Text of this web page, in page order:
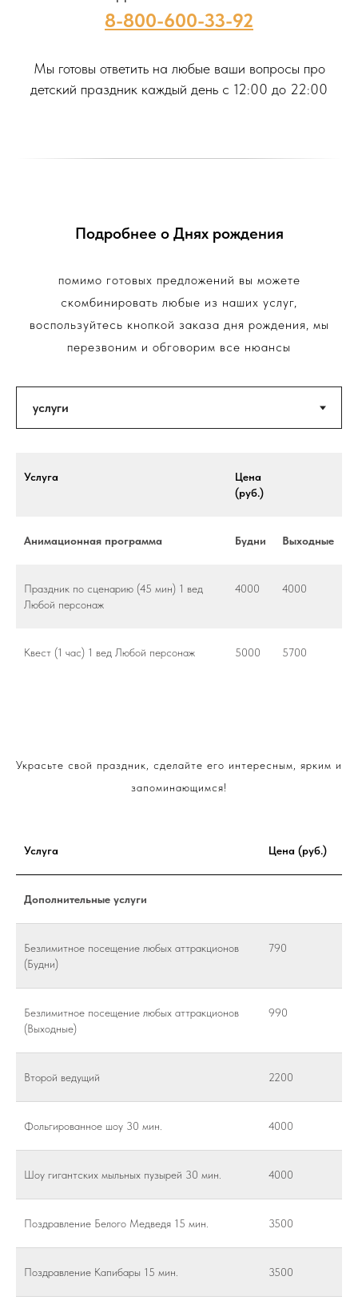
8-800-600-33-92
Мы готовы ответить на любые ваши вопросы про
детский праздник каждый день с 12:00 до 22:00
Подробнее о Днях рождения
помимо готовых предложений вы можете
скомбинировать любые из наших услуг,
воспользуйтесь кнопкой заказа дня рождения, мы
перезвоним и обговорим все нюансы
Услуга
Цена
(руб.)
Анимационная программа Будни Выходные
Праздник по сценарию (45 мин) 1 вед
Любой персонаж
4000 4000
Квест (1 час) 1 вед Любой персонаж 5000 5700
Украсьте свой праздник, сделайте его интересным, ярким и
запоминающимся!
Услуга Цена (руб.)
Дополнительные услуги
Безлимитное посещение любых аттракционов
(Будни)
790
Безлимитное посещение любых аттракционов
(Выходные)
990
Второй ведущий 2200
Фольгированное шоу 30 мин. 4000
Шоу гигантских мыльных пузырей 30 мин. 4000
Поздравление Белого Медведя 15 мин. 3500
Поздравление Капибары 15 мин. 3500